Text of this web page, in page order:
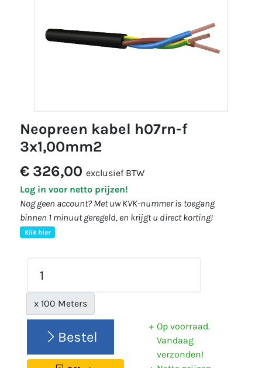
neopreen kabel h07rn-f
3x1,00mm2
€ 326,00 exclusief BTW
Log in voor netto prijzen!
Nog geen account? Met uw KVK-nummer is toegang
binnen 1 minuut geregeld, en krijgt u direct korting!
Klik hier
x 100 Meters
Bestel
Op voorraad.
Vandaag
verzonden!